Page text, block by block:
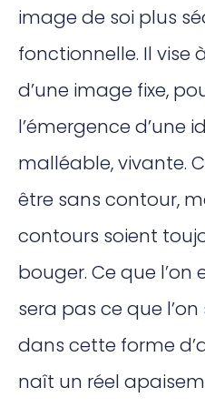
image de soi plus
fonctionnelle. Il vise
d’une image fixe,
l’émergence d’une
malléable, vivante.
être sans contour,
contours soient
bouger. Ce que l’on
sera pas ce que
dans cette forme
naît un réel